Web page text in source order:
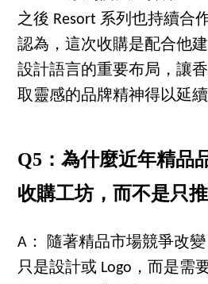
之後 Resort 系列也持續合
認為，這次收購是配合他建
設計語言的重要布局，讓
取靈感的品牌精神得以延續
Q5：為什麼近年精品
收購工坊，而不是只
A： 隨著精品市場競爭改
只是設計或 Logo，而是需